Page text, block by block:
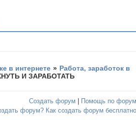
в интернете » Работа, заработок в
И ЗАРАБОТАТЬ
Создать форум | Помощь по